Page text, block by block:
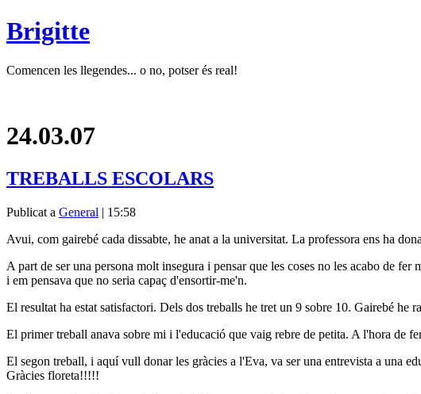
Brigitte
Comencen les llegendes... o no, potser és real!
24.03.07
TREBALLS ESCOLARS
Publicat a General | 15:58
Avui, com gairebé cada dissabte, he anat a la universitat. La professora ens ha
A part de ser una persona molt insegura i pensar que les coses no les acabo de
i em pensava que no seria capaç d'ensortir-me'n.
El resultat ha estat satisfactori. Dels dos treballs he tret un 9 sobre 10. Gairebé he
El primer treball anava sobre mi i l'educació que vaig rebre de petita. A l'hora de
El segon treball, i aquí vull donar les gràcies a l'Eva, va ser una entrevista a una
Gràcies floreta!!!!!